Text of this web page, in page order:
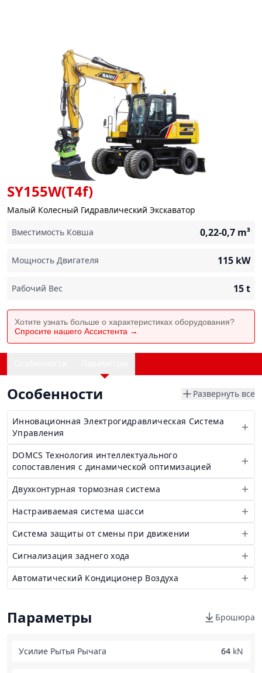
SY155W(T4f)
Малый Колесный Гидравлический Экскаватор
Вместимость Ковша
0,22-0,7 m³
Мощность Двигателя 115 kW
Рабочий Вес 15t
Хотите узнать больше о характеристиках оборудования?
Спросите нашего Ассистента →
Особенности Развернуть все
Инновационная Электрогидравлическая Система
Управления
DOMCS Технология интеллектуального
сопоставления с динамической оптимизацией
Двухконтурная тормозная система
Настраиваемая система шасси
Система защиты от смены при движении
Сигнализация заднего хода
Автоматический Кондиционер Воздуха
Параметры Брошюра
Усилие Рытья Рычага 64 kN